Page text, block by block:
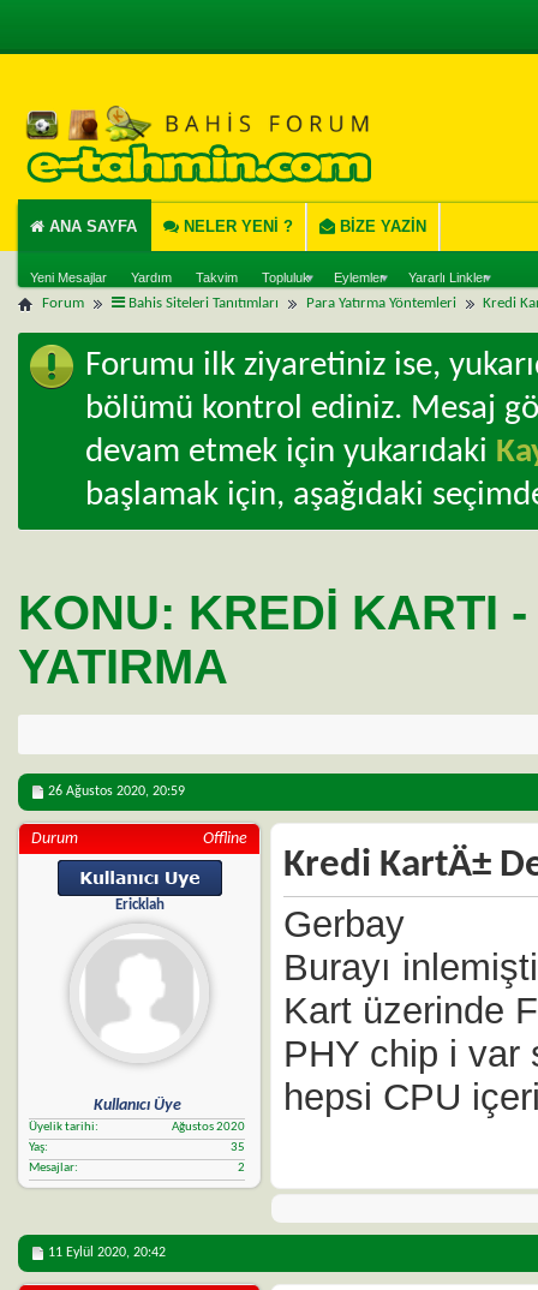
ANA SAYFA
Yeni Mesajlar Yardım Takvim Topluluk Eylemler Yararlı Linkler
NELER YENI ? BIZE YAZIN
Forum Bahis Siteleri Tanıtımları Para Yatırma Yöntemleri Kredi
Forumu ilk ziyaretiniz ise,
bölümü kontrol ediniz. Mesaj
devam etmek için yukarıdaki
başlamak için, aşağıdaki
KONU: KREDI KARTI
YATIRMA
26 Ağustos 2020, 20:59
Durum Offline
Ericklah
Kullanıcı Üye
Üyelik tarihi
Ağustos 2020
Yaş
35
Mesajlar
2
Kredi KartÄ±
Gerbay
Burayı
Kart üzerinde
PHY chip i var
hepsi CPU
11 Eylül 2020, 20:42